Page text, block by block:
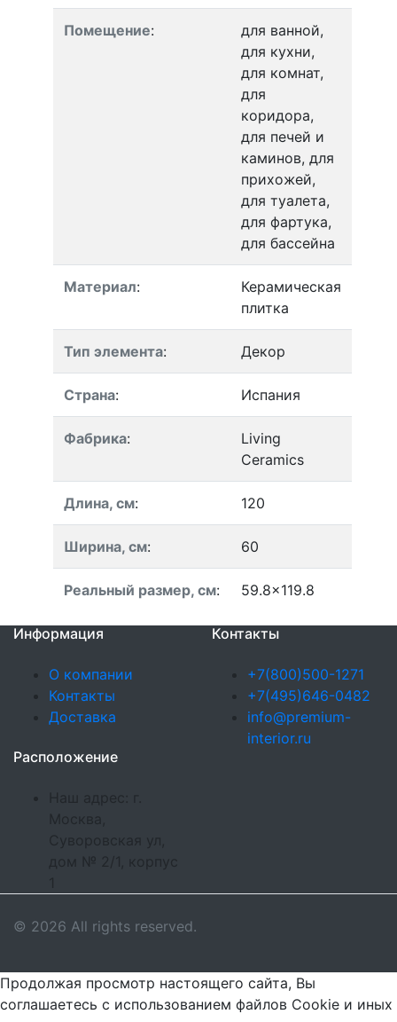
Помещение:
для ванной,
для кухни,
для комнат,
для
коридора,
для печей и
каминов, для
прихожей,
для туалета,
для фартука,
для бассейна
Материал:
Керамическая
плитка
Тип элемента: Декор
Страна: Испания
Фабрика:
Living
Ceramics
Длина, см: 120
Ширина, см: 60
Реальный размер, см: 59.8x119.8
Информация
О компании
Контакты
Доставка
Контакты
+7(800)500-1271
+7(495)646-0482
info@premium-
interior.ru
Расположение
Наш адрес: г.
Москва,
Суворовская ул,
дом № 2/1, корпус
© 2026 All rights reserved.
Продолжая просмотр настоящего сайта, Вы
соглашаетесь с использованием файлов Cookie и иных